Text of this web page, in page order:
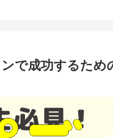
で成功するため